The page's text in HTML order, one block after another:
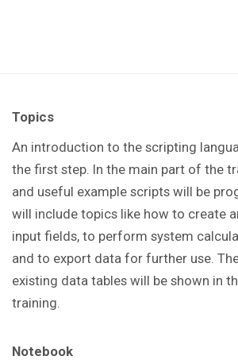
Topics
An introduction to the scripting
the first step. In the main part of the
and useful example scripts will be
will include topics like how to create
input fields, to perform system
and to export data for further use.
existing data tables will be shown in
training.
Notebook